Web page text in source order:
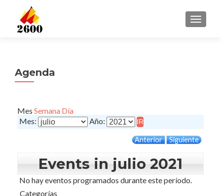
Agenda
Mes Semana Día
Mes:
Año:
Anterior Siguiente
Events in julio 2021
No hay eventos programados durante este período.
Categorías